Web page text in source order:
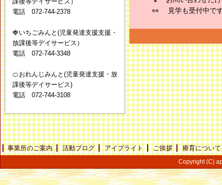
👀 見学も受付中
電話 072-744-2378
🍓いちごみんと(児童発達支援支援・
放課後等デイサービス）
電話 072-744-3348
🍊おれんじみんと(児童発達支援・放
課後等デイサービス)
電話 072-744-3108
事業所のご案内 活動ブログ アイブライト ご挨拶 療育について
Copyright (C)